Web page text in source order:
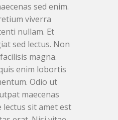
sed enim.
viverra
nullam. Et
sed lectus. Non
magna.
enim lobortis
Odio ut
maecenas
sit amet est